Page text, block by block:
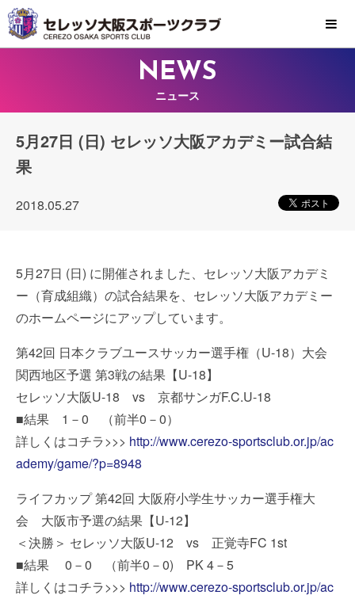
MENU
NEWS
ニュース
5月27日 (日) セレッソ大阪アカデミー試合結
果
2018.05.27
5月27日 (日) に開催されました、セレッソ大阪アカデミ
ー（育成組織）の試合結果を、セレッソ大阪アカデミー
のホームページにアップしています。
第42回 日本クラブユースサッカー選手権（U-18）大会
関西地区予選 第3戦の結果【U-18】
セレッソ大阪U-18 vs 京都サンガF.C.U-18
■結果 1－0 （前半0－0）
詳しくはコチラ>>> http://www.cerezo-sportsclub.or.jp/ac
ademy/game/?p=8948
ライフカップ 第42回 大阪府小学生サッカー選手権大
会 大阪市予選の結果【U-12】
＜決勝＞ セレッソ大阪U-12 vs 正覚寺FC 1st
■結果 0－0 （前半0－0) PK 4－5
詳しくはコチラ>>> http://www.cerezo-sportsclub.or.jp/ac